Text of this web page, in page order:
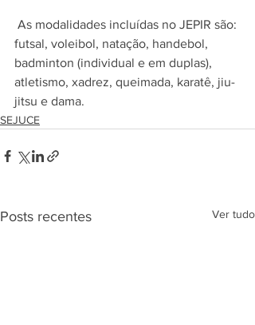
futsal, voleibol, natação, handebol,
badminton (individual e em duplas),
atletismo, xadrez, queimada, karatê, jiu-
jitsu e dama.
SEJUCE
Posts recentes Ver tudo